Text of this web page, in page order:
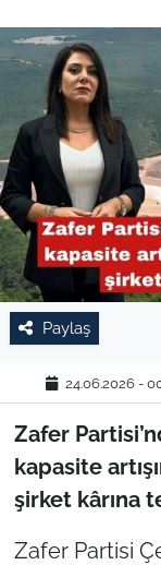
Paylaş
24.06.2026 -
Zafer
kapasite
şirket kârına
Zafer Partisi
SAĞLIK
EĞİTİM
TARIM VE
KÜLTÜR
RESMİ
SPOR
YAŞAM
EDİRNE
TEKİRDAĞ
KIRKLARELİ